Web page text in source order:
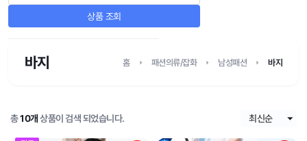
상품 조회
바지 홈 패션의류/잡화 남성패션 바지
총10개 상품이 검색 되었습니다.